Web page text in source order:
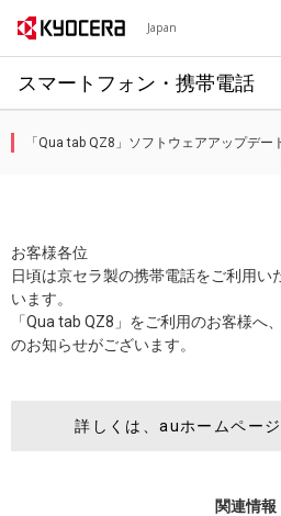
Japan
スマートフォン・携帯電話
「Qua tab QZ8」ソフトウェアアップデー
お客様各位
日頃は京セラ製の携帯電話をご利用い
います。
「Qua tab QZ8」をご利用のお客様へ
のお知らせがございます。
詳しくは、auホームペー
関連情報